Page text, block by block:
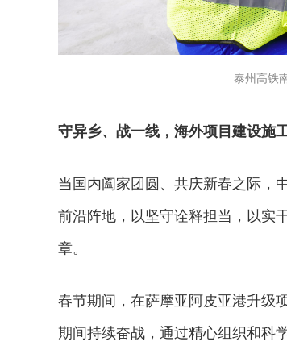
泰州高铁
守异乡、战一线，海外项目建设施
当国内阖家团圆、共庆新春之际，
前沿阵地，以坚守诠释担当，以实
章。
春节期间，在萨摩亚阿皮亚港升级
期间持续奋战，通过精心组织和科